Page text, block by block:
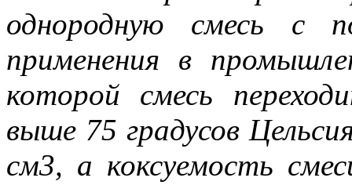
однородную смесь с
применения в
которой смесь
выше 75 градусов
см3, а коксуемость